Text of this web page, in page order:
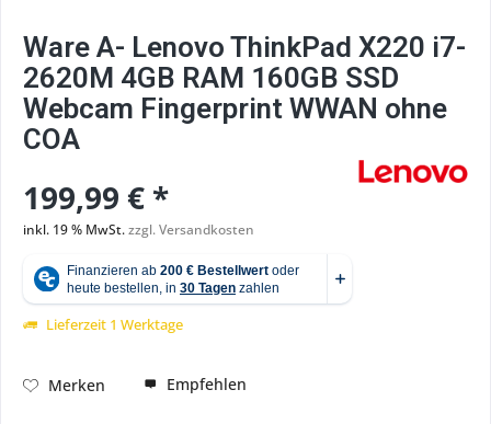
Ware A- Lenovo ThinkPad X220 i7-
2620M 4GB RAM 160GB SSD
Webcam Fingerprint WWAN ohne
COA
199,99 € *
inkl. 19 % MwSt.zzgl. Versandkosten
Lieferzeit 1 Werktage
Merken Empfehlen